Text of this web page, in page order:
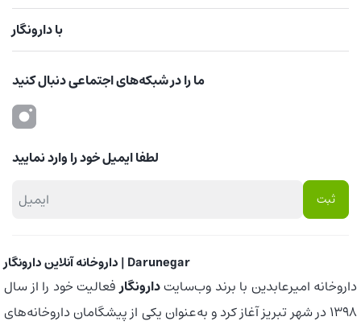
با دارونگار
ما را در شبکه‌های اجتماعی دنبال کنید
لطفا ایمیل خود را وارد نمایید
داروخانه آنلاین دارونگار | Darunegar
داروخانه امیرعابدین با برند وب‌سایتدارونگارفعالیت خود را از سال
1398 در شهر تبریز آغاز کرد و به‌عنوان یکی از پیشگامان داروخانه‌های